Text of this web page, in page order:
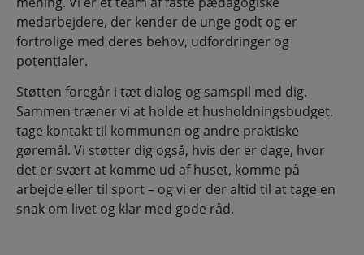
medarbejdere, der kender de unge godt og er
fortrolige med deres behov, udfordringer og
potentialer.
Støtten foregår i tæt dialog og samspil med dig.
Sammen træner vi at holde et husholdningsbudget,
tage kontakt til kommunen og andre praktiske
gøremål. Vi støtter dig også, hvis der er dage, hvor
det er svært at komme ud af huset, komme på
arbejde eller til sport – og vi er der altid til at tage en
snak om livet og klar med gode råd.